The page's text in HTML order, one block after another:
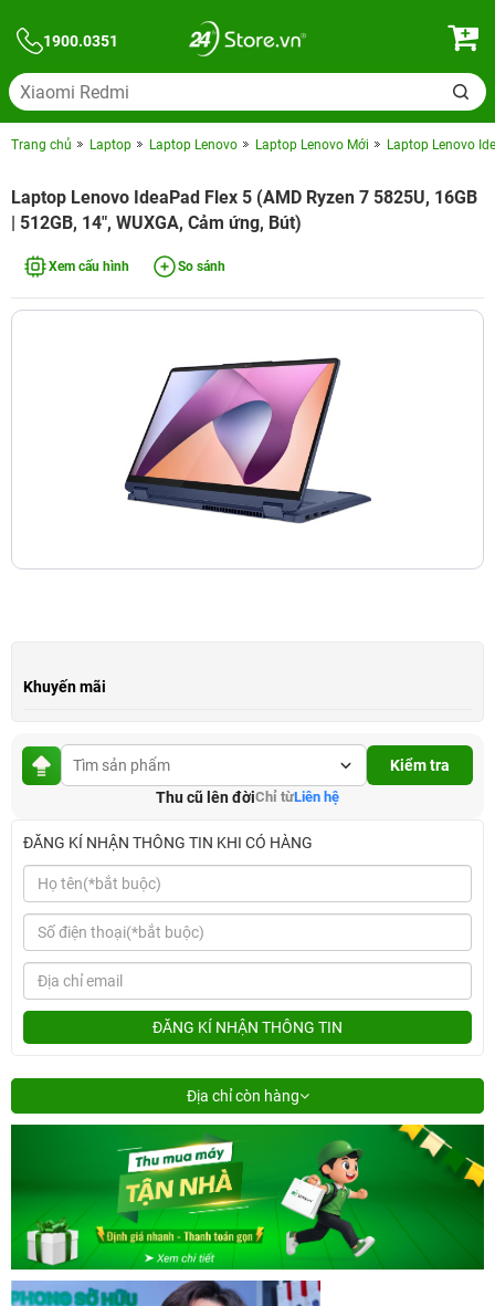
1900.0351
Trang chủ Laptop Laptop Lenovo Laptop Lenovo Mới Laptop Lenovo
Laptop Lenovo IdeaPad Flex 5 (AMD Ryzen 7 5825U, 16GB
| 512GB, 14", WUXGA, Cảm ứng, Bút)
Xem cấu hình So sánh
Khuyến mãi
Kiểm tra
Thu cũ lên đờiChỉ từLiên hệ
ĐĂNG KÍ NHẬN THÔNG TIN KHI CÓ HÀNG
ĐĂNG KÍ NHẬN THÔNG TIN
Địa chỉ còn hàng